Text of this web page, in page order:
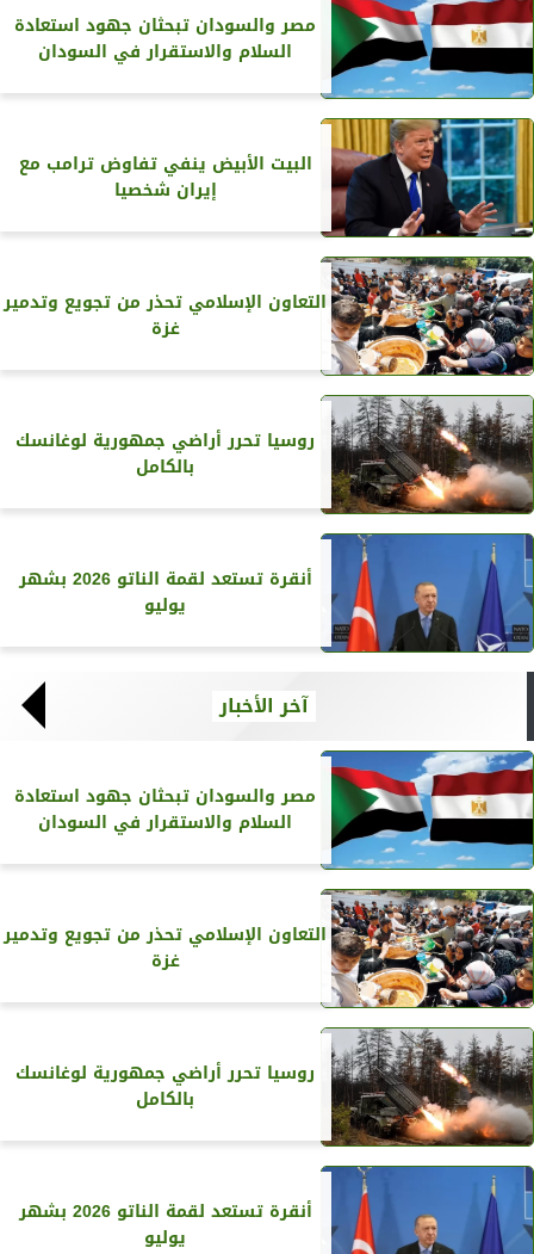
مصر والسودان تبحثان جهود استعادة
السلام والاستقرار في السودان
البيت الأبيض ينفي تفاوض ترامب مع
إيران شخصيا
التعاون الإسلامي تحذر من تجويع وتدمير
غزة
روسيا تحرر أراضي جمهورية لوغانسك
بالكامل
أنقرة تستعد لقمة الناتو 2026 بشهر
يوليو
آخر الأخبار
مصر والسودان تبحثان جهود استعادة
السلام والاستقرار في السودان
التعاون الإسلامي تحذر من تجويع وتدمير
غزة
روسيا تحرر أراضي جمهورية لوغانسك
بالكامل
أنقرة تستعد لقمة الناتو 2026 بشهر
يوليو